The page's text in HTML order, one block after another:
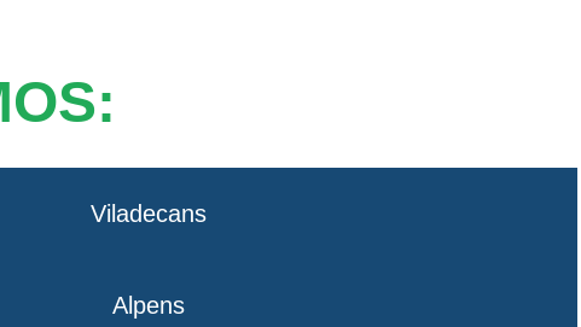
Viladecans
Alpens